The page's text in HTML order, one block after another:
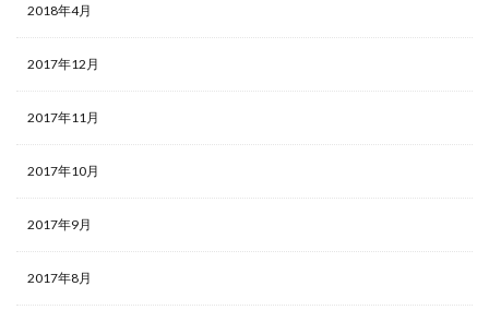
2018年4月
2017年12月
2017年11月
2017年10月
2017年9月
2017年8月